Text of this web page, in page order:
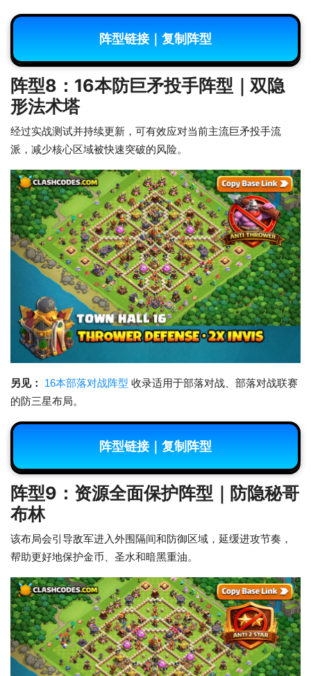
阵型链接｜复制阵型
阵型8：16本防巨矛投手阵型｜双隐
形法术塔
经过实战测试并持续更新，可有效应对当前主流巨矛投手流
派，减少核心区域被快速突破的风险。
另见： 16本部落对战阵型 收录适用于部落对战、部落对战联赛
的防三星布局。
阵型链接｜复制阵型
阵型9：资源全面保护阵型｜防隐秘哥
布林
该布局会引导敌军进入外围隔间和防御区域，延缓进攻节奏，
帮助更好地保护金币、圣水和暗黑重油。